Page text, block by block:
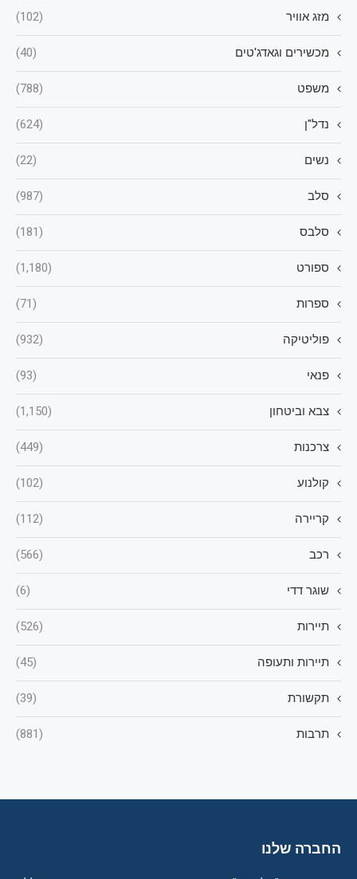
מזג אוויר (102)
מכשירים וגאדג'טים (40)
משפט (788)
נדל"ן (624)
נשים (22)
סלב (987)
סלבס (181)
ספורט (1,180)
ספרות (71)
פוליטיקה (932)
פנאי (93)
צבא וביטחון (1,150)
צרכנות (449)
קולנוע (102)
קריירה (112)
רכב (566)
שוגר דדי (6)
תיירות (526)
תיירות ותעופה (45)
תקשורת (39)
תרבות (881)
החברה שלנו